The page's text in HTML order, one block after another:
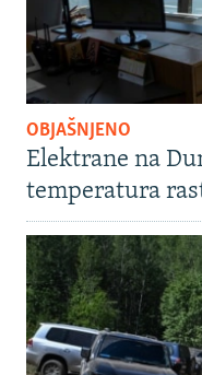
OBJAŠNJENO
Elektrane na
temperatura